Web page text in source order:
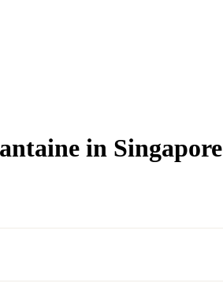
in Singapore